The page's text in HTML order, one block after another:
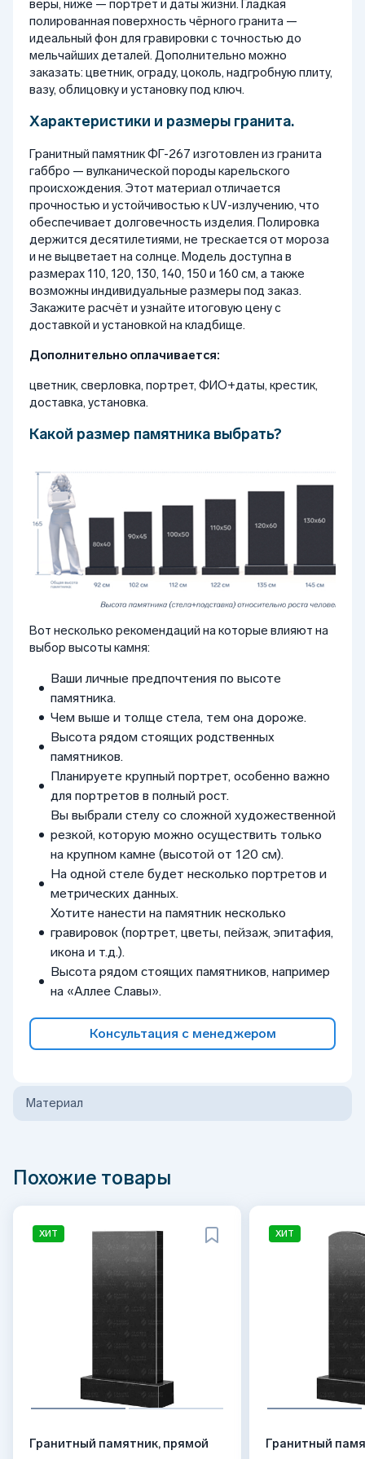
веры, ниже — портрет и даты жизни. Гладкая
полированная поверхность чёрного гранита —
идеальный фон для гравировки с точностью до
мельчайших деталей. Дополнительно можно
заказать: цветник, ограду, цоколь, надгробную плиту,
вазу, облицовку и установку под ключ.
Характеристики и размеры гранита.
Гранитный памятник ФГ-267 изготовлен из гранита
габбро — вулканической породы карельского
происхождения. Этот материал отличается
прочностью и устойчивостью к UV-излучению, что
обеспечивает долговечность изделия. Полировка
держится десятилетиями, не трескается от мороза
и не выцветает на солнце. Модель доступна в
размерах 110, 120, 130, 140, 150 и 160 см, а также
возможны индивидуальные размеры под заказ.
Закажите расчёт и узнайте итоговую цену с
доставкой и установкой на кладбище.
Дополнительно оплачивается:
цветник, сверловка, портрет, ФИО+даты, крестик,
доставка, установка.
Какой размер памятника выбрать?
Вот несколько рекомендаций на которые влияют на
выбор высоты камня:
Ваши личные предпочтения по высоте
памятника.
Чем выше и толще стела, тем она дороже.
Высота рядом стоящих родственных
памятников.
Планируете крупный портрет, особенно важно
для портретов в полный рост.
Вы выбрали стелу со сложной художественной
резкой, которую можно осуществить только
на крупном камне (высотой от 120 см).
На одной стеле будет несколько портретов и
метрических данных.
Хотите нанести на памятник несколько
гравировок (портрет, цветы, пейзаж, эпитафия,
икона и т.д.).
Высота рядом стоящих памятников, например
на «Аллее Славы».
Консультация с менеджером
Материал
Похожие товары
ХИТ
Гранитный памятник, прямой
ХИТ
Гранитный